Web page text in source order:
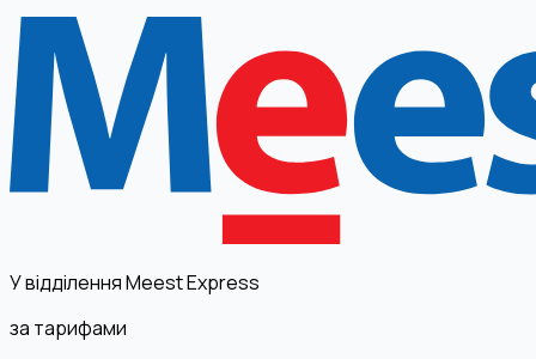
У відділення Meest Express
за тарифами